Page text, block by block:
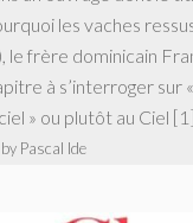
les vaches
le frère dominicain
à s’interroger sur
» ou plutôt au Ciel
by Pascal Ide